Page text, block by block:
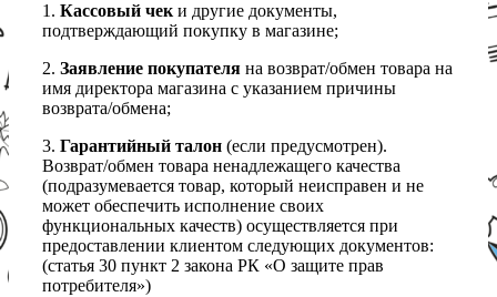
1. Кассовый чеки другие документы,
подтверждающий покупку в магазине;
2. Заявление покупателя на возврат/обмен товара на
имя директора магазина с указанием причины
возврата/обмена;
3. Гарантийный талон (если предусмотрен).
Возврат/обмен товара ненадлежащего качества
(подразумевается товар, который неисправен и не
может обеспечить исполнение своих
функциональных качеств) осуществляется при
предоставлении клиентом следующих документов:
(статья 30 пункт 2 закона РК «О защите прав
потребителя»)